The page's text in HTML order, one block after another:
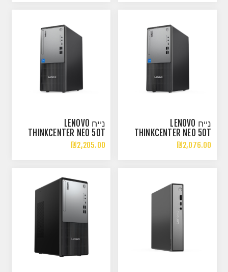
נייח LENOVO
THINKCENTER NEO 50T
GEN 5 I3-14100 8GB
256NVME DOS
₪2,076.00
נייח LENOVO
THINKCENTER NEO 50T
GEN 5 I5-14400 8GB
256NVME DOS
₪2,205.00